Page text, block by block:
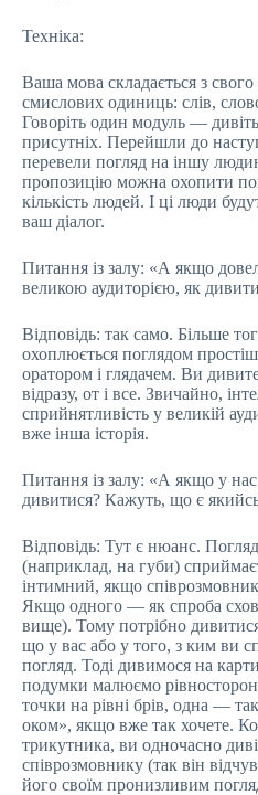
Техніка:
Ваша мова складається з
смислових одиниць: слів,
Говоріть один модуль —
присутніх. Перейшли до
перевели погляд на іншу
пропозицію можна охопити
кількість людей. І ці люди
ваш діалог.
Питання із залу: «А якщо
великою аудиторією, як
Відповідь: так само. Більше
охоплюється поглядом
оратором і глядачем. Ви
відразу, от і все. Звичайно,
сприйнятливість у великій
вже інша історія.
Питання із залу: «А якщо у нас
дивитися? Кажуть, що є
Відповідь: Тут є нюанс.
(наприклад, на губи)
інтимний, якщо
Якщо одного — як спроба
вище). Тому потрібно
що у вас або у того, з ким ви
погляд. Тоді дивимося на
подумки малюємо
точки на рівні брів, одна —
оком», якщо вже так хочете.
трикутника, ви одночасно
співрозмовнику (так він
його своїм пронизливим